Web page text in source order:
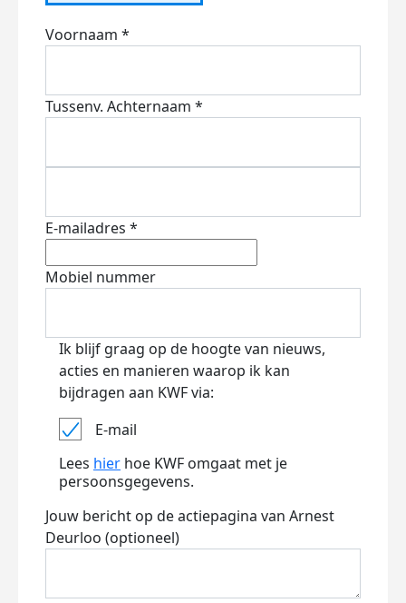
Voornaam *
Tussenv. Achternaam *
E-mailadres *
Mobiel nummer
Ik blijf graag op de hoogte van nieuws,
acties en manieren waarop ik kan
bijdragen aan KWF via:
E-mail
Lees hier hoe KWF omgaat met je
persoonsgegevens.
Jouw bericht op de actiepagina van Arnest
Deurloo (optioneel)